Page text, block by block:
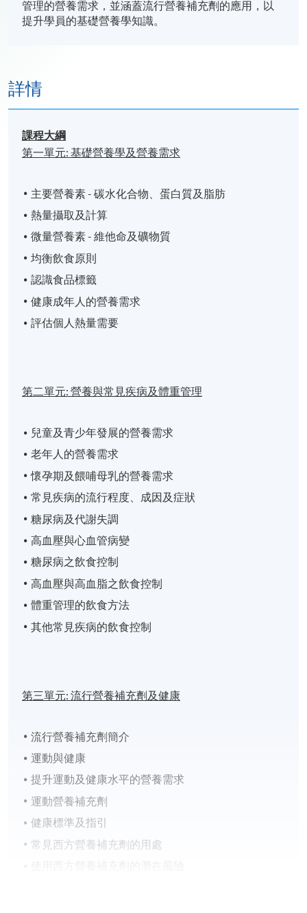
管理的營養需求，並涵蓋流行營養補充劑的應用，以
提升學員的基礎營養學知識。
詳情
課程大綱
第一單元:基礎營養學及營養需求
主要營養素 - 碳水化合物、蛋白質及脂肪
熱量攝取及計算
微量營養素 - 維他命及礦物質
均衡飲食原則
認識食品標籤
健康成年人的營養需求
評估個人熱量需要
第二單元:營養與常見疾病及體重管理
兒童及青少年發展的營養需求
老年人的營養需求
懷孕期及餵哺母乳的營養需求
常見疾病的流行程度、成因及症狀
糖尿病及代謝失調
高血壓與心血管病變
糖尿病之飲食控制
高血壓與高血脂之飲食控制
體重管理的飲食方法
其他常見疾病的飲食控制
第三單元:流行營養補充劑及健康
流行營養補充劑簡介
運動與健康
提升運動及健康水平的營養需求
運動營養補充劑
健康標準及指引
常見西方營養補充劑的用處